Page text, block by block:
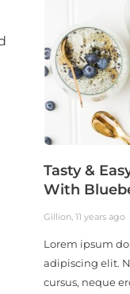
Tasty &
With
Gillion ,11 years ago
Lorem ipsum
adipiscing elit.
cursus, neque